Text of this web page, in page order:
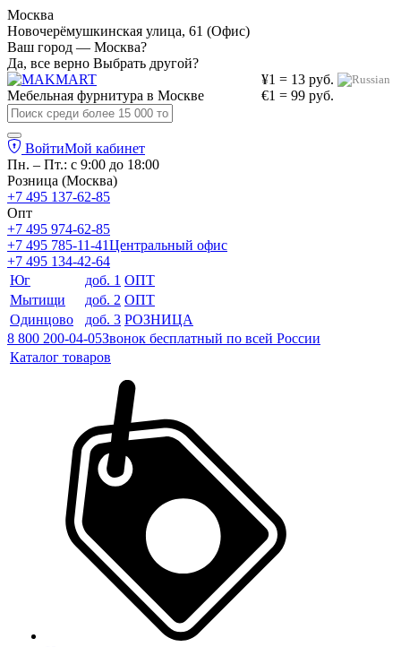
Москва
Новочерёмушкинская улица, 61 (Офис)
Ваш город — Москва?
Да, все верно Выбрать другой?
¥1 = 13 руб.
€1 = 99 руб.
Мебельная фурнитура в Москве
ВойтиМой кабинет
Пн. – Пт.: с 9:00 до 18:00
Розница (Москва)
+7 495 137-62-85
Опт
+7 495 974-62-85
+7 495 785-11-41Центральный офис
+7 495 134-42-64
Юг
доб. 1 ОПТ
Мытищи
доб. 2 ОПТ
Одинцово
доб. 3 РОЗНИЦА
8 800 200-04-05Звонок бесплатный по всей России
Каталог товаров